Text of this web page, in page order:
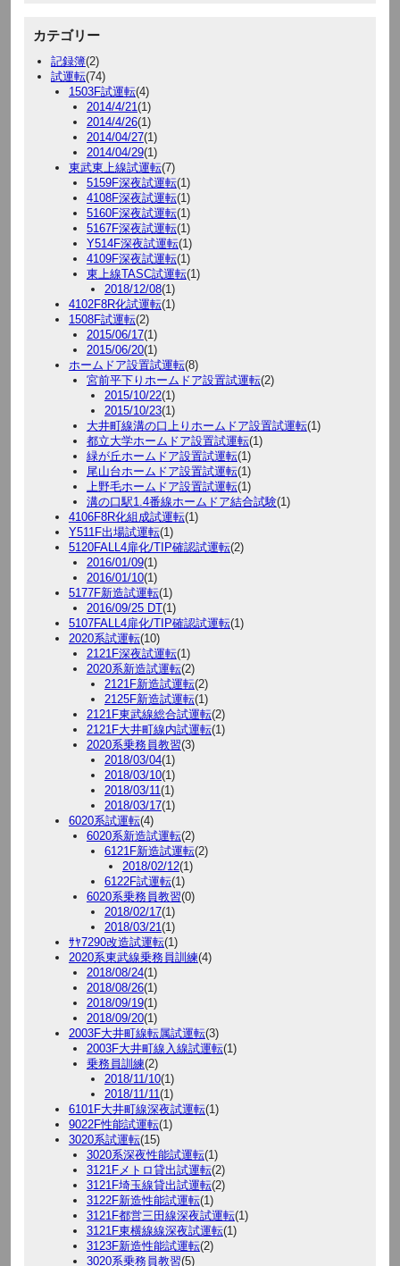
カテゴリー
記録簿(2)
試運転(74)
1503F試運転(4)
2014/4/21 (1)
2014/4/26(1)
2014/04/27(1)
2014/04/29(1)
東武東上線試運転(7)
5159F深夜試運転(1)
4108F深夜試運転(1)
5160F深夜試運転(1)
5167F深夜試運転(1)
Y514F深夜試運転(1)
4109F深夜試運転(1)
東上線TASC試運転(1)
2018/12/08(1)
4102F8R化試運転(1)
1508F試運転(2)
2015/06/17(1)
2015/06/20(1)
ホームドア設置試運転(8)
宮前平下りホームドア設置試運転(2)
2015/10/22(1)
2015/10/23(1)
大井町線溝の口上りホームドア設置試運転(1)
都立大学ホームドア設置試運転(1)
緑が丘ホームドア設置試運転(1)
尾山台ホームドア設置試運転(1)
上野毛ホームドア設置試運転(1)
溝の口駅1.4番線ホームドア結合試験(1)
4106F8R化組成試運転(1)
Y511F出場試運転(1)
5120FALL4扉化/TIP確認試運転(2)
2016/01/09(1)
2016/01/10(1)
5177F新造試運転(1)
2016/09/25 DT(1)
5107FALL4扉化/TIP確認試運転(1)
2020系試運転(10)
2121F深夜試運転(1)
2020系新造試運転(2)
2121F新造試運転(2)
2125F新造試運転(1)
2121F東武線総合試運転(2)
2121F大井町線内試運転(1)
2020系乗務員教習(3)
2018/03/04(1)
2018/03/10(1)
2018/03/11 (1)
2018/03/17(1)
6020系試運転(4)
6020系新造試運転(2)
6121F新造試運転(2)
2018/02/12(1)
6122F試運転(1)
6020系乗務員教習(0)
2018/02/17(1)
2018/03/21 (1)
ｻﾔ7290改造試運転(1)
2020系東武線乗務員訓練(4)
2018/08/24(1)
2018/08/26(1)
2018/09/19(1)
2018/09/20(1)
2003F大井町線転属試運転(3)
2003F大井町線入線試運転(1)
乗務員訓練(2)
2018/11/10(1)
2018/11/11 (1)
6101F大井町線深夜試運転(1)
9022F性能試運転(1)
3020系試運転(15)
3020系深夜性能試運転(1)
3121Fメトロ貸出試運転(2)
3121F埼玉線貸出試運転(2)
3122F新造性能試運転(1)
3121F都営三田線深夜試運転(1)
3121F東横線線深夜試運転(1)
3123F新造性能試運転(2)
3020系乗務員教習(5)